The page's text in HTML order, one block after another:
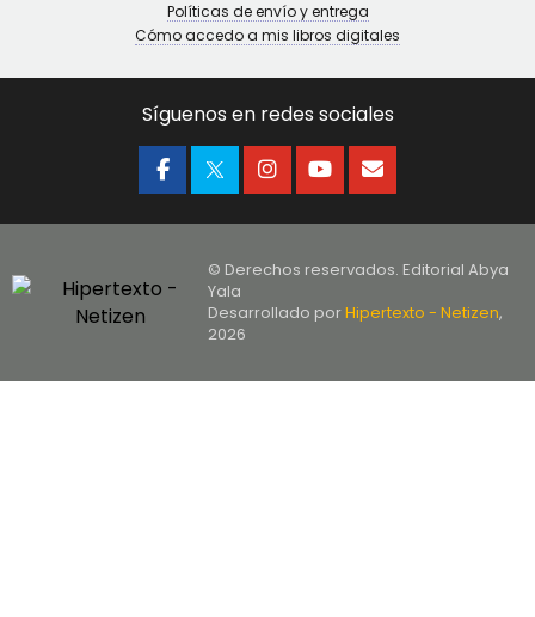
Políticas de envío y entrega
Cómo accedo a mis libros digitales
Síguenos en redes sociales
© Derechos reservados. Editorial Abya
Yala
Desarrollado porHipertexto - Netizen,
2026